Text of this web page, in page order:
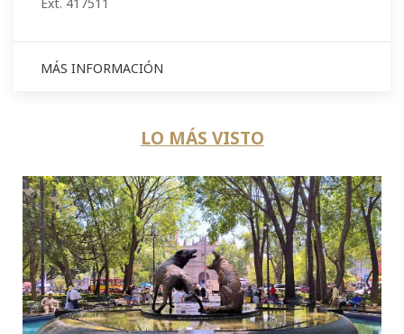
MÁS INFORMACIÓN
LO MÁS VISTO